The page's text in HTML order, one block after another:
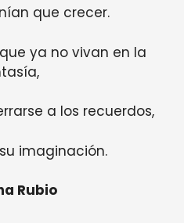
que crecer.
ya no vivan en la
a los recuerdos,
imaginación.
Rubio